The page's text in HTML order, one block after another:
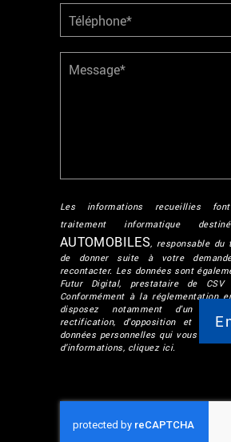
Les informations recueillies
traitement informatique
AUTOMOBILES, responsable du
de donner suite à votre
recontacter. Les données sont
Futur Digital, prestataire de CSV
Conformément à la réglementation
disposez notamment d'un droit
rectification, d'opposition et
données personnelles qui vous
d’informations, cliquez ici.